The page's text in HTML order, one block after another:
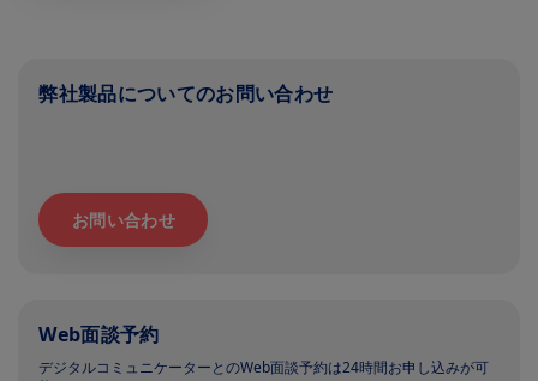
弊社製品についてのお問い合わせ
お問い合わせ
Web面談予約
デジタルコミュニケーターとのWeb面談予約は24時間お申し込みが可